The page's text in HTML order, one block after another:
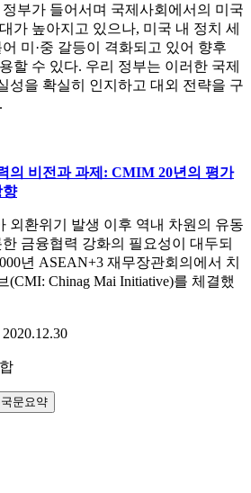
정부가 들어서며 국제사회에서의 미국
가 높아지고 있으나, 미국 내 정치 세
미 ·중 갈등이 격화되고 있어 향후
할 수 있다. 우리 정부는 이러한 국제
성을 확실히 인지하고 대외 전략을 구
.
의 비전과 과제: CMIM 20년의 평가
향
외환위기 발생 이후 역내 차원의 유동
금융협력 강화의 필요성이 대두되
년 ASEAN+3 재무장관회의에서 치
(CMI: Chinag Mai Initiative)를 체결했
2020.12.30
국문요약